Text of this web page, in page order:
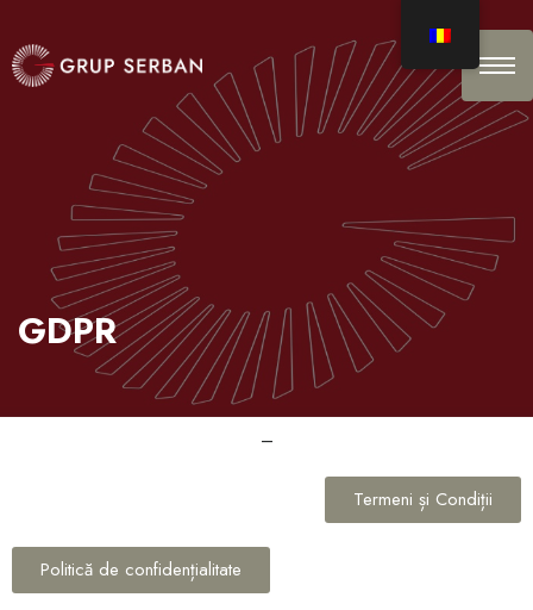
GDPR
–
Termeni și Condiții
Politică de confidențialitate